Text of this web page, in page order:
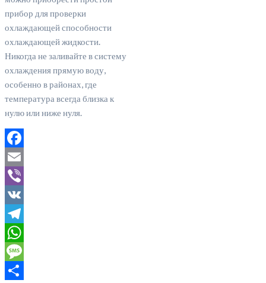
прибор для проверки
охлаждающей способности
охлаждающей жидкости.
Никогда не заливайте в систему
охлаждения прямую воду,
особенно в районах, где
температура всегда близка к
нулю или ниже нуля.
Facebook
Email
Viber
VK
Telegram
WhatsApp
Message